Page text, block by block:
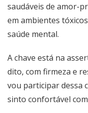
saudáveis de amor-
em ambientes
saúde mental.
A chave está na
dito, com firmeza e
vou participar dessa
sinto confortável